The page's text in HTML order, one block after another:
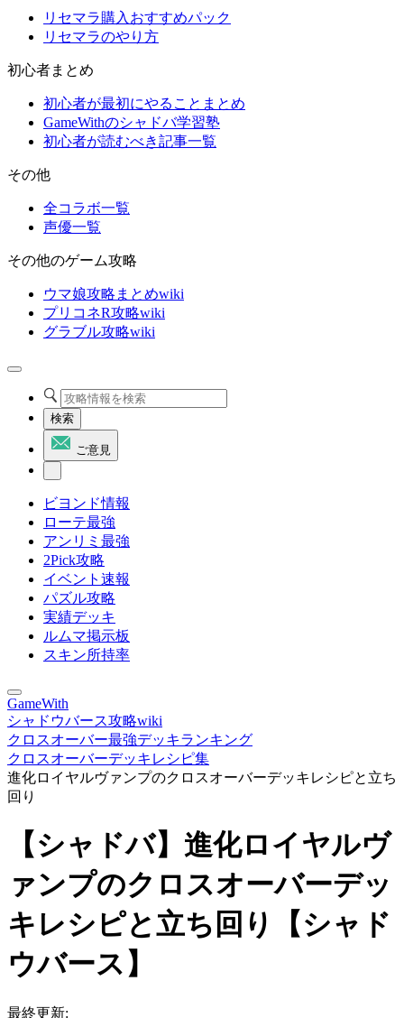
リセマラ購入おすすめパック
リセマラのやり方
初心者まとめ
初心者が最初にやることまとめ
GameWithのシャドバ学習塾
初心者が読むべき記事一覧
その他
全コラボ一覧
声優一覧
その他のゲーム攻略
ウマ娘攻略まとめwiki
プリコネR攻略wiki
グラブル攻略wiki
検索
ご意見
ビヨンド情報
ローテ最強
アンリミ最強
2Pick攻略
イベント速報
パズル攻略
実績デッキ
ルムマ掲示板
スキン所持率
GameWith
シャドウバース攻略wiki
クロスオーバー最強デッキランキング
クロスオーバーデッキレシピ集
進化ロイヤルヴァンプのクロスオーバーデッキレシピと立ち
回り
【シャドバ】進化ロイヤルヴ
ァンプのクロスオーバーデッ
キレシピと立ち回り【シャド
ウバース】
最終更新: